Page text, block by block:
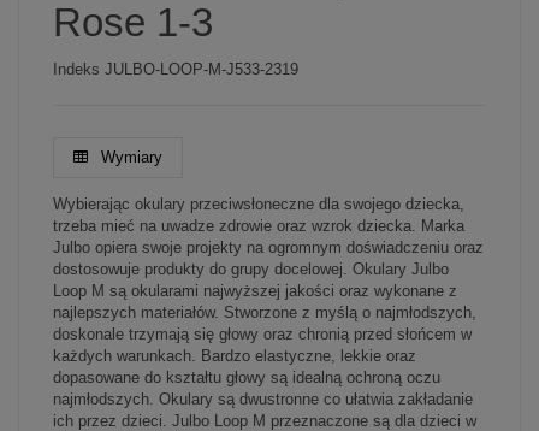
Rose 1-3
Indeks JULBO-LOOP-M-J533-2319
Wymiary
Wybierając okulary przeciwsłoneczne dla swojego dziecka,
trzeba mieć na uwadze zdrowie oraz wzrok dziecka. Marka
Julbo opiera swoje projekty na ogromnym doświadczeniu oraz
dostosowuje produkty do grupy docelowej. Okulary Julbo
Loop M są okularami najwyższej jakości oraz wykonane z
najlepszych materiałów. Stworzone z myślą o najmłodszych,
doskonale trzymają się głowy oraz chronią przed słońcem w
każdych warunkach. Bardzo elastyczne, lekkie oraz
dopasowane do kształtu głowy są idealną ochroną oczu
najmłodszych. Okulary są dwustronne co ułatwia zakładanie
ich przez dzieci. Julbo Loop M przeznaczone są dla dzieci w